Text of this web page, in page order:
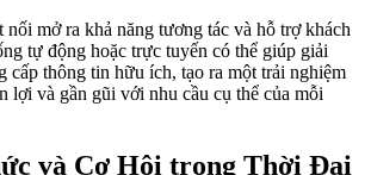
mở ra khả năng tương tác và hỗ trợ khách
tự động hoặc trực tuyến có thể giúp giải
cấp thông tin hữu ích, tạo ra một trải nghiệm
lợi và gần gũi với nhu cầu cụ thể của mỗi
và Cơ Hội trong Thời Đại